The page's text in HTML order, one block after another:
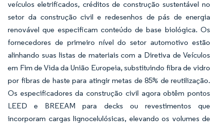
veículos eletrificados, créditos de construção sustentável no
setor da construção civil e redesenhos de pás de energia
renovável que especificam conteúdo de base biológica. Os
fornecedores de primeiro nível do setor automotivo estão
alinhando suas listas de materiais com a Diretiva de Veículos
em Fim de Vida da União Europeia, substituindo fibra de vidro
por fibras de haste para atingir metas de 85% de reutilização.
Os especificadores da construção civil agora obtêm pontos
LEED e BREEAM para decks ou revestimentos que
incorporam cargas lignocelulósicas, elevando os volumes de